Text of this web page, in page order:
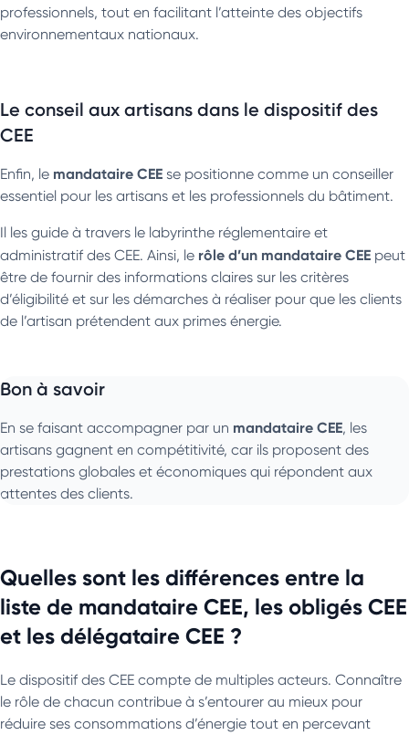
professionnels, tout en facilitant l’atteinte des objectifs
environnementaux nationaux.
Le conseil aux artisans dans le dispositif des
CEE
Enfin, le mandataire CEE se positionne comme un conseiller
essentiel pour les artisans et les professionnels du bâtiment.
Il les guide à travers le labyrinthe réglementaire et
administratif des CEE. Ainsi, le rôle d’un mandataire CEE peut
être de fournir des informations claires sur les critères
d’éligibilité et sur les démarches à réaliser pour que les clients
de l’artisan prétendent aux primes énergie.
Bon à savoir
En se faisant accompagner par un mandataire CEE, les
artisans gagnent en compétitivité, car ils proposent des
prestations globales et économiques qui répondent aux
attentes des clients.
Quelles sont les différences entre la
liste de mandataire CEE, les obligés CEE
et les délégataire CEE ?
Le dispositif des CEE compte de multiples acteurs. Connaître
le rôle de chacun contribue à s’entourer au mieux pour
réduire ses consommations d’énergie tout en percevant